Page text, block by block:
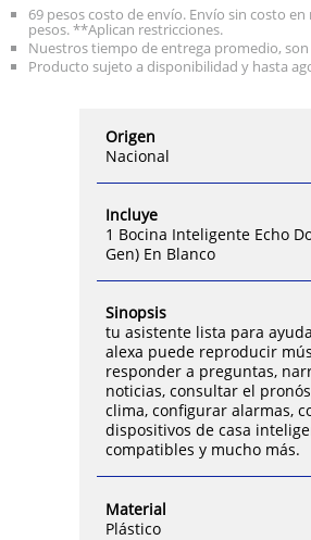
69 pesos costo de envío. Envío sin costo
pesos. **Aplican restricciones.
Nuestros tiempo de entrega promedio, son
Producto sujeto a disponibilidad y hasta
Origen
Nacional
Incluye
1 Bocina Inteligente Echo
Gen) En Blanco
Sinopsis
tu asistente lista para
alexa puede reproducir
responder a preguntas,
noticias, consultar el
clima, configurar alarmas,
dispositivos de casa
compatibles y mucho más.
Material
Plástico